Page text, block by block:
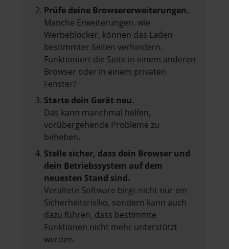
Prüfe deine Browsererweiterungen.
Manche Erweiterungen, wie
Werbeblocker, können das Laden
bestimmter Seiten verhindern.
Funktioniert die Seite in einem anderen
Browser oder in einem privaten
Fenster?
Starte dein Gerät neu.
Das kann manchmal helfen,
vorübergehende Probleme zu
beheben.
Stelle sicher, dass dein Browser und
dein Betriebssystem auf dem
neuesten Stand sind.
Veraltete Software birgt nicht nur ein
Sicherheitsrisiko, sondern kann auch
dazu führen, dass bestimmte
Funktionen nicht mehr unterstützt
werden.